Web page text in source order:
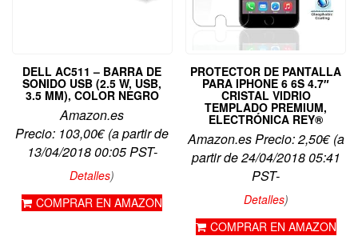
DELL AC511 – BARRA DE
SONIDO USB (2.5 W, USB,
3.5 MM), COLOR NEGRO
Amazon.es
Precio: 103,00€(a partir de
13/04/2018 00:05 PST-
Detalles)
COMPRAR EN AMAZON
PROTECTOR DE PANTALLA
PARA IPHONE 6 6S 4.7″
CRISTAL VIDRIO
TEMPLADO PREMIUM,
ELECTRÓNICA REY®
Amazon.es Precio:2,50€(a
partir de 24/04/2018 05:41
PST-
Detalles)
COMPRAR EN AMAZON